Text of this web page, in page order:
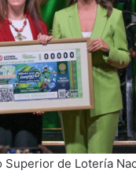
de Lotería